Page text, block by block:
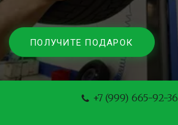
ПОЛУЧИТЕ ПОДАРОК
+7 (999) 665-92-36